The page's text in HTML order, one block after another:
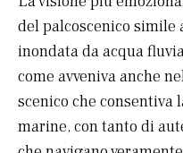
del palcoscenico simile
inondata da acqua
come avveniva anche
scenico che consentiva
marine, con tanto di